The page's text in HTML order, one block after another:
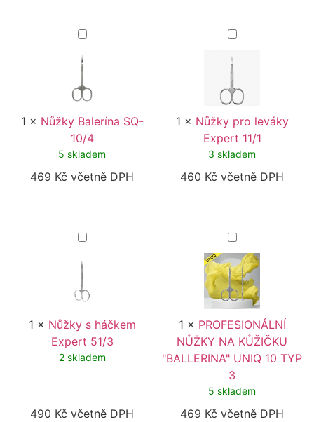
Nůžky
Balerína
SQ-
10/4
1 × Nůžky Balerína SQ-
10/4
5 skladem
469 Kč včetně DPH
Nůžky
pro
leváky
Expert
11/1
1 × Nůžky pro leváky
Expert 11/1
3 skladem
460 Kč včetně DPH
Nůžky
s
háčkem
Expert
51/3
1 × Nůžky s háčkem
Expert 51/3
2 skladem
490 Kč včetně DPH
NŮŽKY
NA
KŮŽIČKU
"BALLERINA"
UNIQ
10
TYP
3
1 × PROFESIONÁLNÍ
NŮŽKY NA KŮŽIČKU
"BALLERINA" UNIQ 10 TYP
3
5 skladem
469 Kč včetně DPH